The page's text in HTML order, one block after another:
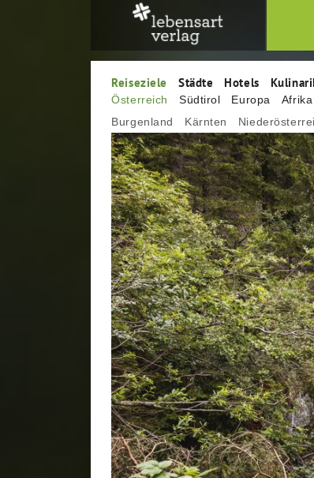
Reiseziele
Österreich
Burgenland
Kärnten
Südtirol Europa Afrika
Städte Hotels